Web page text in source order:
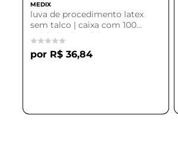
MEDIX
luva de procedimento latex
sem talco | caixa com 100
unidades (medix)
R$ 36,84